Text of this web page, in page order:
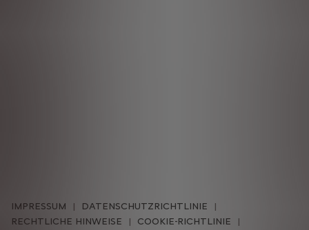
IMPRESSUM
DATENSCHUTZRICHTLINIE
RECHTLICHE HINWEISE
COOKIE-RICHTLINIE